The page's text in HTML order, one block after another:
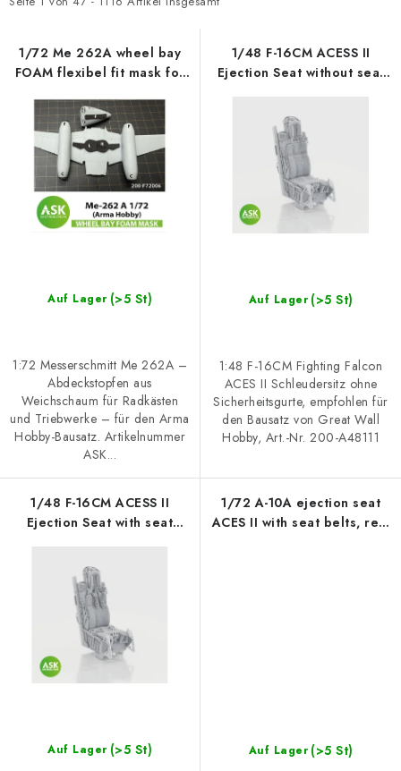
VERKAUFTE MARKEN
Über uns
Versand und Bezahlung
Bedingungen und Konditionen
Datenschutzbestimmungen
Beschwerdeverfahren
Großhandel
Großbestellung
d
e
k
t
1/72 Me 262A wheel bay
FOAM flexibel fit mask for
Auf Lager (>5 St)
1:72 Messerschmitt Me 262A –
Abdeckstopfen aus
Weichschaum für Radkästen
und Triebwerke – für den Arma
Hobby-Bausatz. Artikelnummer
ASK...
1/48 F-16CM ACESS II
Ejection Seat without seat
Auf Lager (>5 St)
1:48 F-16CM Fighting Falcon
ACES II Schleudersitz ohne
Sicherheitsgurte, empfohlen für
den Bausatz von Great Wall
Hobby, Art.-Nr. 200-A48111
1/48 F-16CM ACESS II
Ejection Seat with seat
Auf Lager (>5 St)
1/72 A-10A ejection seat
ACES II with seat belts, rec.
Auf Lager (>5 St)